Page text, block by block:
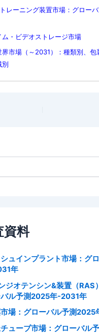
レーニング装置市場：グロー
・ビデオストレージ市場
市場（～2031）：種類別、包
別
資料
ュインプラント市場：グ
年
ジオテンシン&装置（RAS
ル予測2025年-2031年
場：グローバル予測
ューブ市場：グローバル